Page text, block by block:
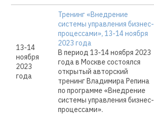
13-14
ноября
2023
года
Тренинг «Внедрение
системы управления бизнес-
процессами», 13-14 ноября
2023 года
В период 13-14 ноября 2023
года в Москве состоялся
открытый авторский
тренинг Владимира Репина
по программе «Внедрение
системы управления бизнес-
процессами».